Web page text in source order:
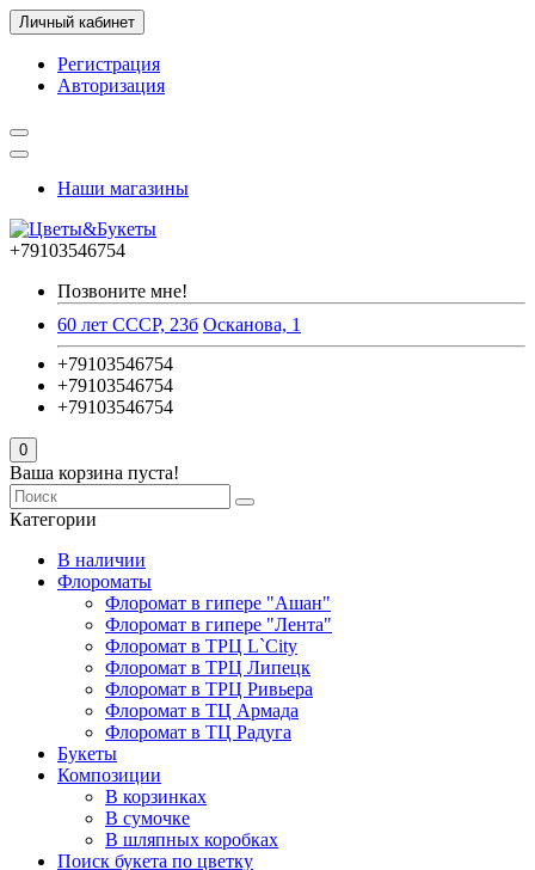
Личный кабинет
Регистрация
Авторизация
Наши магазины
+79103546754
Позвоните мне!
60 лет СССР, 23б Осканова, 1
+79103546754
+79103546754
+79103546754
0
Ваша корзина пуста!
Категории
В наличии
Флороматы
Флоромат в гипере "Ашан"
Флоромат в гипере "Лента"
Флоромат в ТРЦ L`City
Флоромат в ТРЦ Липецк
Флоромат в ТРЦ Ривьера
Флоромат в ТЦ Армада
Флоромат в ТЦ Радуга
Букеты
Композиции
В корзинках
В сумочке
В шляпных коробках
Поиск букета по цветку